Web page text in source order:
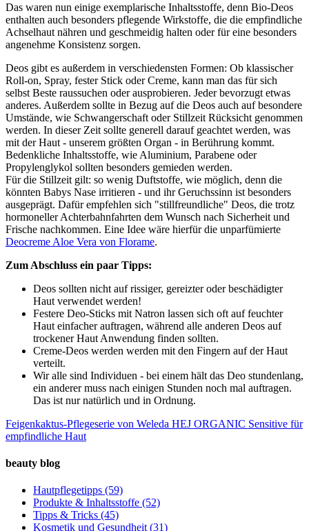
Das waren nun einige exemplarische Inhaltsstoffe, denn Bio-Deos
enthalten auch besonders pflegende Wirkstoffe, die die empfindliche
Achselhaut nähren und geschmeidig halten oder für eine besonders
angenehme Konsistenz sorgen.
Deos gibt es außerdem in verschiedensten Formen: Ob klassischer
Roll-on, Spray, fester Stick oder Creme, kann man das für sich
selbst Beste raussuchen oder ausprobieren. Jeder bevorzugt etwas
anderes. Außerdem sollte in Bezug auf die Deos auch auf besondere
Umstände, wie Schwangerschaft oder Stillzeit Rücksicht genommen
werden. In dieser Zeit sollte generell darauf geachtet werden, was
mit der Haut - unserem größten Organ - in Berührung kommt.
Bedenkliche Inhaltsstoffe, wie Aluminium, Parabene oder
Propylenglykol sollten besonders gemieden werden.
Für die Stillzeit gilt: so wenig Duftstoffe, wie möglich, denn die
könnten Babys Nase irritieren - und ihr Geruchssinn ist besonders
ausgeprägt. Dafür empfehlen sich "stillfreundliche" Deos, die trotz
hormoneller Achterbahnfahrten dem Wunsch nach Sicherheit und
Frische nachkommen. Eine Idee wäre hierfür die unparfümierte
Deocreme Aloe Vera von Florame.
Zum Abschluss ein paar Tipps:
Deos sollten nicht auf rissiger, gereizter oder beschädigter
Haut verwendet werden!
Festere Deo-Sticks mit Natron lassen sich oft auf feuchter
Haut einfacher auftragen, während alle anderen Deos auf
trockener Haut Anwendung finden sollten.
Creme-Deos werden werden mit den Fingern auf der Haut
verteilt.
Wir alle sind Individuen - bei einem hält das Deo stundenlang,
ein anderer muss nach einigen Stunden noch mal auftragen.
Das ist nur natürlich und in Ordnung.
Feigenkaktus-Pflegeserie von Weleda HEJ ORGANIC Sensitive für
empfindliche Haut
beauty blog
Hautpflegetipps (59)
Produkte & Inhaltsstoffe (52)
Tipps & Tricks (45)
Kosmetik und Gesundheit(31)